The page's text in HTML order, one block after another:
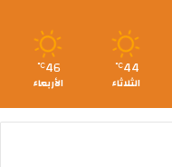
44
℃
الثلاثاء
46
℃
الأربعاء